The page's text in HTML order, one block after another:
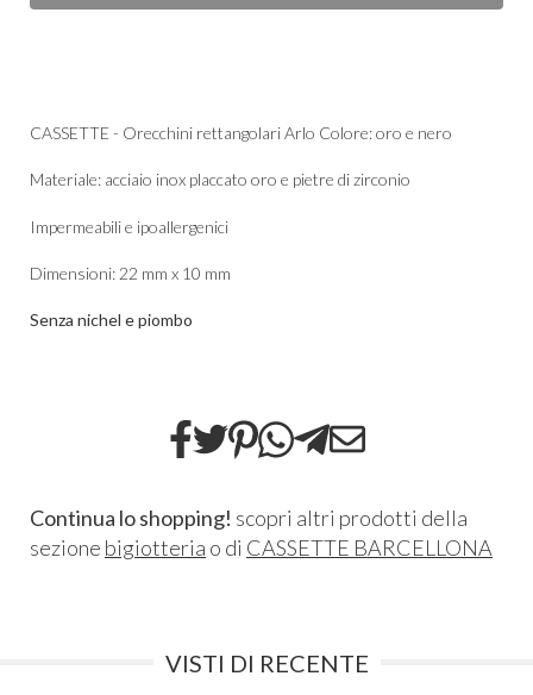
CASSETTE - Orecchini rettangolari Arlo Colore: oro e nero
Materiale: acciaio inox placcato oro e pietre di zirconio
Impermeabili e ipoallergenici
Dimensioni: 22 mm x 10 mm
Senza nichel e piombo
Continua lo shopping! scopri altri prodotti della
sezione bigiotteria o di CASSETTE BARCELLONA
VISTI DI RECENTE